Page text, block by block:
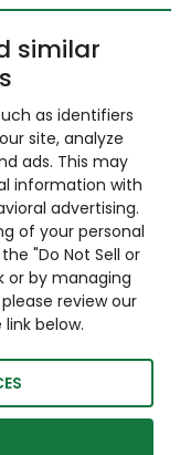
similar
as identifiers
site, analyze
ads. This may
information with
advertising.
of your personal
"Do Not Sell or
or by managing
review our
below.